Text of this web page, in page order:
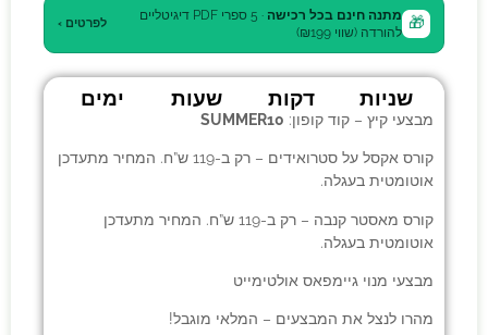
🎁 מתנה חינם בכל רכישה
· 5 ספרי PDF דיגיטליים
להורדה (שווי ₪199)
לפרטים ›
ימים שעות דקות שניות
מבצעי קיץ – קוד קופון: SUMMER10
קורס אקסל על סטרואידים
– רק ב-119 ש”ח. המחיר מתעדכן
אוטומטית בעגלה.
קורס מאסטר קנבה
– רק ב-119 ש”ח. המחיר מתעדכן
אוטומטית בעגלה.
מבצעי מנוי גיימפאס אולטימייט
מהרו לנצל את המבצעים – המלאי מוגבל!